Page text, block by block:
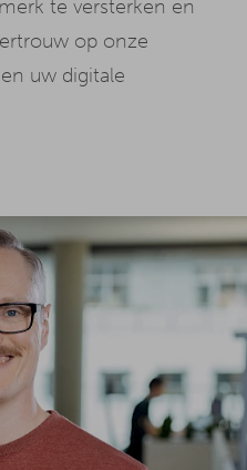
te versterken en
op onze
uw digitale